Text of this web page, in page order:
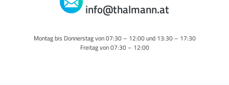
info@thalmann.at
Montag bis Donnerstag von 07:30 – 12:00 und 13:30 – 17:30
Freitag von 07:30 – 12:00